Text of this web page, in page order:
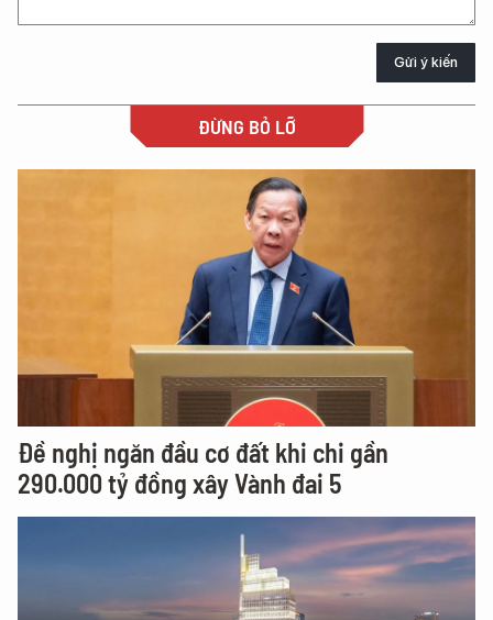
Gửi ý kiến
ĐỪNG BỎ LỠ
Đề nghị ngăn đầu cơ đất khi chi gần
290.000 tỷ đồng xây Vành đai 5